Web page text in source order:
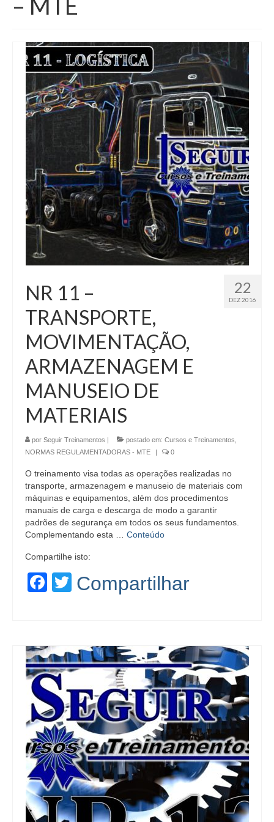
Segurança do Trabalho
Palestras
Contato
22
DEZ 2016
NR 11 –
TRANSPORTE,
MOVIMENTAÇÃO,
ARMAZENAGEM E
MANUSEIO DE
MATERIAIS
por Seguir Treinamentos | postado em: Cursos e Treinamentos
NORMAS REGULAMENTADORAS - MTE
| 0
O treinamento visa todas as operações realizadas no
transporte, armazenagem e manuseio de materiais com
máquinas e equipamentos, além dos procedimentos
manuais de carga e descarga de modo a garantir
padrões de segurança em todos os seus fundamentos.
Complementando esta … Conteúdo
Compartilhe isto:
Facebook
Twitter
Compartilhar